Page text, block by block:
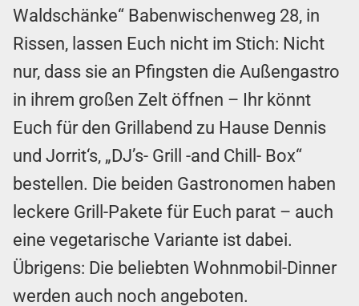
Waldschänke“ Babenwischenweg 28, in
Rissen, lassen Euch nicht im Stich: Nicht
nur, dass sie an Pfingsten die Außengastro
in ihrem großen Zelt öffnen – Ihr könnt
Euch für den Grillabend zu Hause Dennis
und Jorrit‘s, „DJ’s- Grill -and Chill- Box“
bestellen. Die beiden Gastronomen haben
leckere Grill-Pakete für Euch parat – auch
eine vegetarische Variante ist dabei.
Übrigens: Die beliebten Wohnmobil-Dinner
werden auch noch angeboten.